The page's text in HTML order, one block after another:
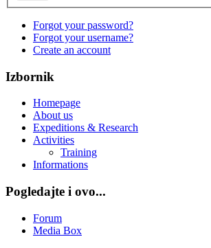
Forgot your password?
Forgot your username?
Create an account
Izbornik
Homepage
About us
Expeditions & Research
Activities
Training
Informations
Pogledajte i ovo...
Forum
Media Box